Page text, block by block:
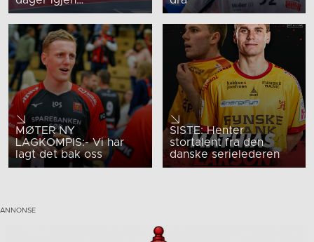
MØTER NY
LAGKOMPIS:- Vi har
lagt det bak oss
SISTE: Henter
stortalent fra den
danske serielederen